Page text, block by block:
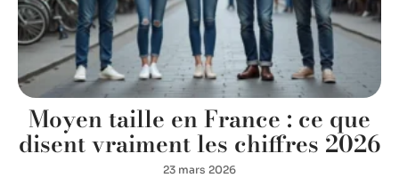
Moyen taille en France : ce que
disent vraiment les chiffres 2026
23 mars 2026